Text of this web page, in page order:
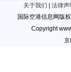
关于我们
法律声
国际空港信息网版
Copyright